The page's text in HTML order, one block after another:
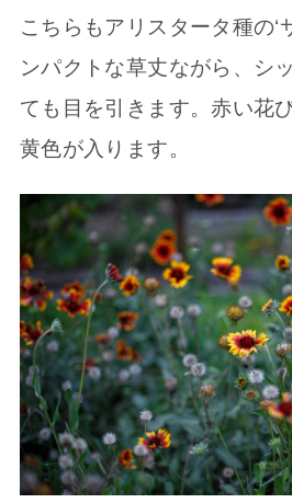
こちらもアリスタータ種の‘
ンパクトな草丈ながら、シ
ても目を引きます。赤い花
黄色が入ります。